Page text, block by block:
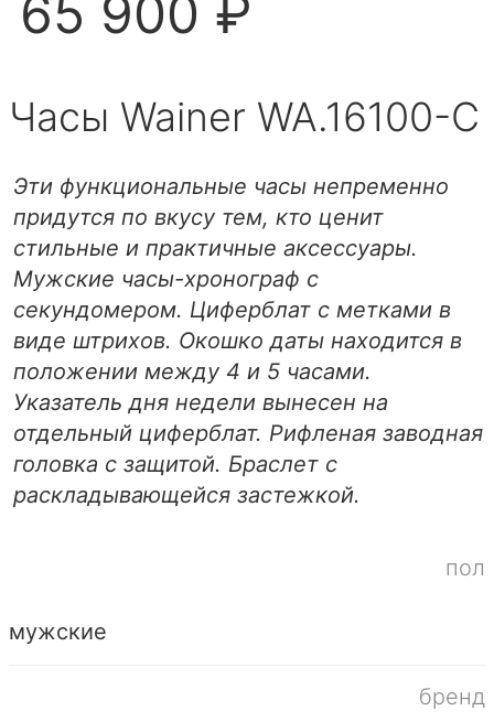
65 900 ₽
Часы Wainer WA.16100-C
Эти функциональные часы непременно
придутся по вкусу тем, кто ценит
стильные и практичные аксессуары.
Мужские часы-хронограф с
секундомером. Циферблат с метками в
виде штрихов. Окошко даты находится в
положении между 4 и 5 часами.
Указатель дня недели вынесен на
отдельный циферблат. Рифленая заводная
головка с защитой. Браслет с
раскладывающейся застежкой.
пол
мужские
бренд